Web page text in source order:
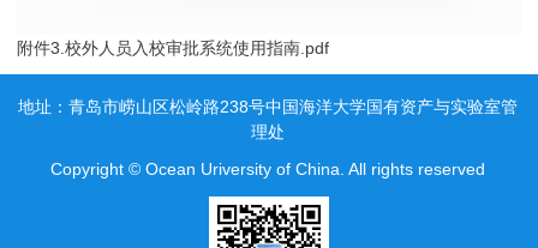
附件3.校外人员入校审批系统使用指南.pdf
地址：青岛市崂山区松岭路238号中国海洋大学国有资产与实验室管
理处
Copyright © Ocean Uriversity of China. All rights reserved